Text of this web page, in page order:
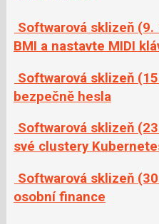
Softwarová sklizeň
BMI a nastavte MIDI
Softwarová sklizeň
bezpečně hesla
Softwarová sklizeň
své clustery
Softwarová sklizeň
osobní finance